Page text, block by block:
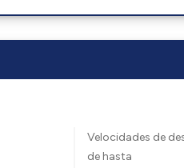
Velocidades de
de hasta